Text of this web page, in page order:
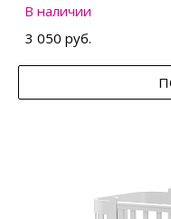
В наличии
3 050 руб.